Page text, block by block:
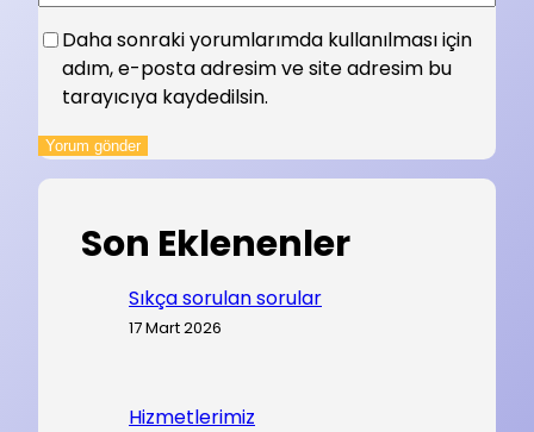
Daha sonraki yorumlarımda kullanılması için
adım, e-posta adresim ve site adresim bu
tarayıcıya kaydedilsin.
Son Eklenenler
Sıkça sorulan sorular
17 Mart 2026
Hizmetlerimiz